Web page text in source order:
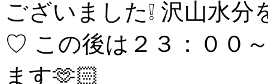
ございました❕ 沢山水分
♡ この後は２３：００
ます🫶🏻